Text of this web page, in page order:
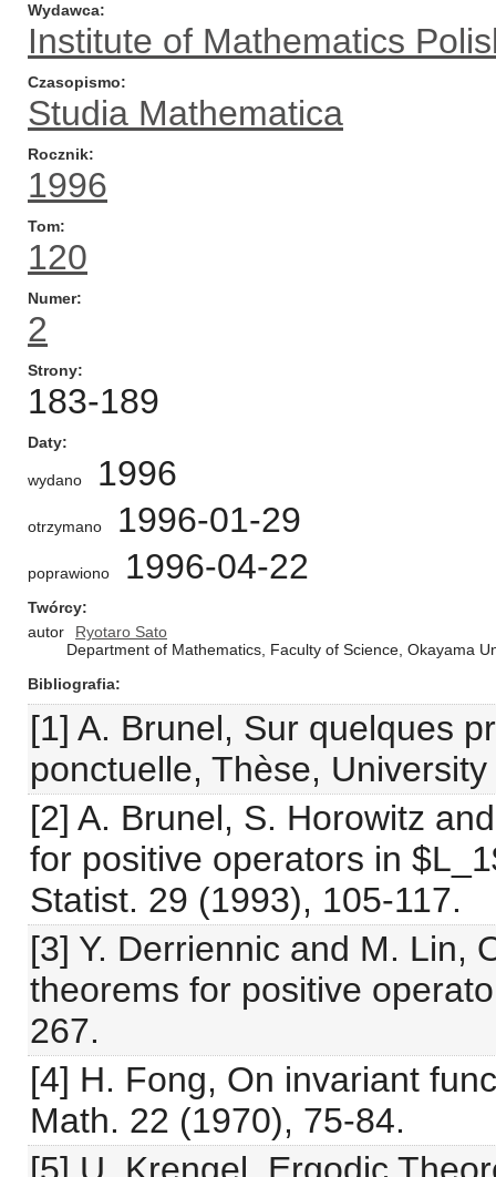
Wydawca
Institute of Mathematics
Czasopismo
Studia Mathematica
Rocznik
1996
Tom
120
Numer
2
Strony
183-189
Daty
wydano 1996
otrzymano 1996-01-29
poprawiono 1996-04-22
Twórcy
autor
Ryotaro Sato
Department of Mathematics, Faculty of Science, Okayama
Bibliografia
[1] A. Brunel, Sur quelques
ponctuelle, Thèse,
[2] A. Brunel, S. Horowitz
for positive operators in
Statist. 29 (1993), 105-117.
[3] Y. Derriennic and M. Lin,
theorems for positive
267.
[4] H. Fong, On invariant
Math. 22 (1970), 75-84.